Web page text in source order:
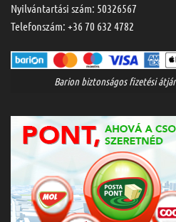
Nyilvántartási szám: 50326567
Telefonszám: +36 70 632 4782
Barion biztonságos fizetési